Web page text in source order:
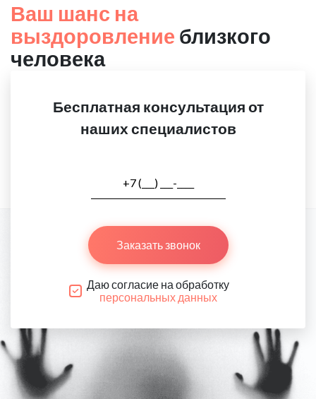
Ваш шанс на
выздоровление близкого
человека
Бесплатная консультация от
наших специалистов
Заказать звонок
Даю согласие на обработку
персональных данных